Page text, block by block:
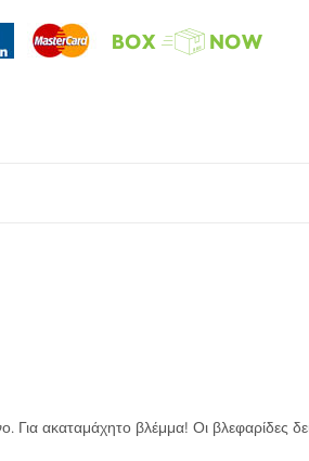
Για ακαταμάχητο βλέμμα! Οι βλεφαρίδες